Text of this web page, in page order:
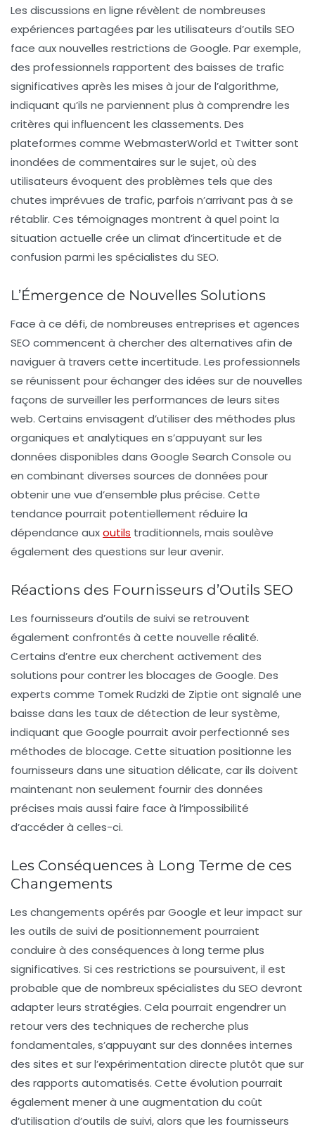
Les discussions en ligne révèlent de nombreuses
expériences partagées par les utilisateurs d’outils SEO
face aux nouvelles restrictions de Google. Par exemple,
des professionnels rapportent des baisses de trafic
significatives après les mises à jour de l’algorithme,
indiquant qu’ils ne parviennent plus à comprendre les
critères qui influencent les classements. Des
plateformes comme WebmasterWorld et Twitter sont
inondées de commentaires sur le sujet, où des
utilisateurs évoquent des problèmes tels que des
chutes imprévues de trafic, parfois n’arrivant pas à se
rétablir. Ces témoignages montrent à quel point la
situation actuelle crée un climat d’incertitude et de
confusion parmi les spécialistes du SEO.
L’Émergence de Nouvelles Solutions
Face à ce défi, de nombreuses entreprises et agences
SEO commencent à chercher des alternatives afin de
naviguer à travers cette incertitude. Les professionnels
se réunissent pour échanger des idées sur de nouvelles
façons de surveiller les performances de leurs sites
web. Certains envisagent d’utiliser des méthodes plus
organiques et analytiques en s’appuyant sur les
données disponibles dans Google Search Console ou
en combinant diverses sources de données pour
obtenir une vue d’ensemble plus précise. Cette
tendance pourrait potentiellement réduire la
dépendance auxoutils traditionnels, mais soulève
également des questions sur leur avenir.
Réactions des Fournisseurs d’Outils SEO
Les fournisseurs d’outils de suivi se retrouvent
également confrontés à cette nouvelle réalité.
Certains d’entre eux cherchent activement des
solutions pour contrer les blocages de Google. Des
experts comme Tomek Rudzki de Ziptie ont signalé une
baisse dans les taux de détection de leur système,
indiquant que Google pourrait avoir perfectionné ses
méthodes de blocage. Cette situation positionne les
fournisseurs dans une situation délicate, car ils doivent
maintenant non seulement fournir des données
précises mais aussi faire face à l’impossibilité
d’accéder à celles-ci.
Les Conséquences à Long Terme de ces
Changements
Les changements opérés par Google et leur impact sur
les outils de suivi de positionnement pourraient
conduire à des conséquences à long terme plus
significatives. Si ces restrictions se poursuivent, il est
probable que de nombreux spécialistes du SEO devront
adapter leurs stratégies. Cela pourrait engendrer un
retour vers des techniques de recherche plus
fondamentales, s’appuyant sur des données internes
des sites et sur l’expérimentation directe plutôt que sur
des rapports automatisés. Cette évolution pourrait
également mener à une augmentation du coût
d’utilisation d’outils de suivi, alors que les fournisseurs